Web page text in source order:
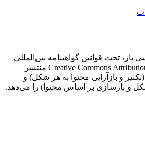
تحت قوانین گواهینامه بین‌المللی
Creative Commons Attribution 4.0 International License منتشر
و بازآرایی محتوا به هر شکل) و
و بازسازی بر اساس محتوا) را می‌دهد.